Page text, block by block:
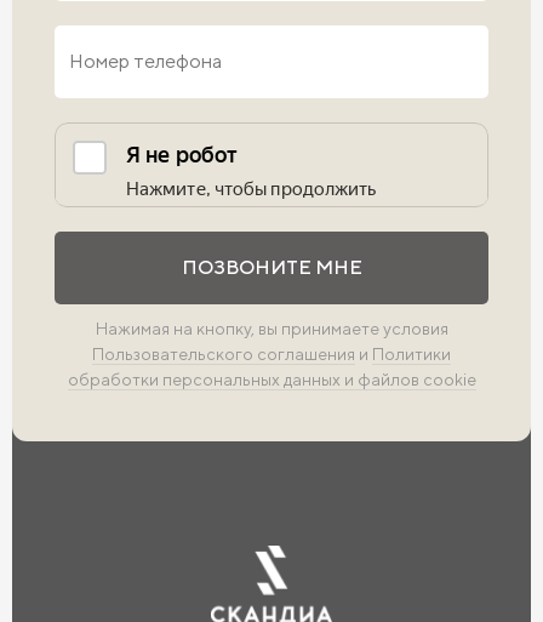
ПОЗВОНИТЕ МНЕ
Нажимая на кнопку, вы принимаете условия
Пользовательского соглашения и Политики
обработки персональных данных и файлов cookie